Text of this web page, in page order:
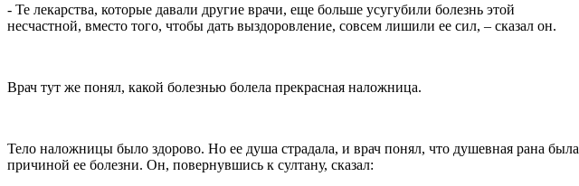
- Те лекарства, которые давали другие врачи, еще больше усугубили болезнь этой
несчастной, вместо того, чтобы дать выздоровление, совсем лишили ее сил, – сказал он.
Врач тут же понял, какой болезнью болела прекрасная наложница.
Тело наложницы было здорово. Но ее душа страдала, и врач понял, что душевная рана была
причиной ее болезни. Он, повернувшись к султану, сказал: